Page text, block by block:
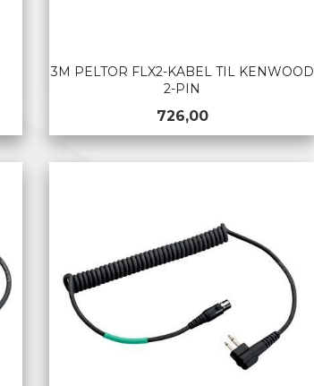
3M PELTOR FLX2-KABEL TIL KENWOOD
2-PIN
Pris
726,00